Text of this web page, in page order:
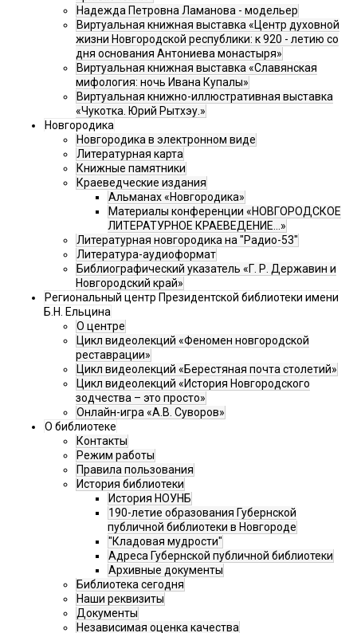
Надежда Петровна Ламанова - модельер
Виртуальная книжная выставка «Центр духовной
жизни Новгородской республики: к 920 - летию со
дня основания Антониева монастыря»
Виртуальная книжная выставка «Славянская
мифология: ночь Ивана Купалы»
Виртуальная книжно-иллюстративная выставка
«Чукотка. Юрий Рытхэу.»
Новгородика
Новгородика в электронном виде
Литературная карта
Книжные памятники
Краеведческие издания
Альманах «Новгородика»
Материалы конференции «НОВГОРОДСКОЕ
ЛИТЕРАТУРНОЕ КРАЕВЕДЕНИЕ...»
Литературная новгородика на "Радио-53"
Литература-аудиоформат
Библиографический указатель «Г. Р. Державин и
Новгородский край»
Региональный центр Президентской библиотеки имени
Б.Н. Ельцина
О центре
Цикл видеолекций «Феномен новгородской
реставрации»
Цикл видеолекций «Берестяная почта столетий»
Цикл видеолекций «История Новгородского
зодчества – это просто»
Онлайн-игра «А.В. Суворов»
О библиотеке
Контакты
Режим работы
Правила пользования
История библиотеки
История НОУНБ
190-летие образования Губернской
публичной библиотеки в Новгороде
"Кладовая мудрости"
Адреса Губернской публичной библиотеки
Архивные документы
Библиотека сегодня
Наши реквизиты
Документы
Независимая оценка качества